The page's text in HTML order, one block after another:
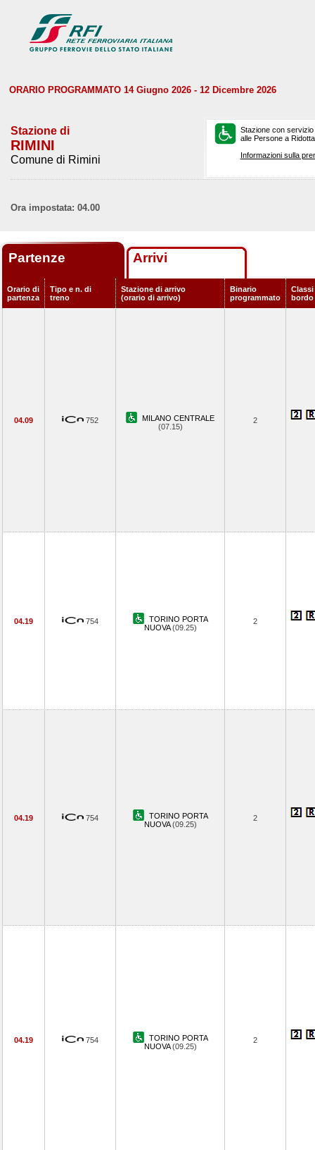
ORARIO PROGRAMMATO 14 Giugno 2026 - 12 Dicembre 2026
Stazione di
RIMINI
Comune di Rimini
Stazione con
alle Persone a
Informazioni sulla
Ora impostata: 04.00
Partenze Arrivi
Orario di
partenza
Tipo e n. di
treno
Stazione di arrivo
(orario di arrivo)
Binario
programmato
Classi
bordo
04.09 752
MILANO CENTRALE
(07.15)
2
04.19 754
TORINO PORTA
NUOVA(09.25)
2
04.19 754
TORINO PORTA
NUOVA(09.25)
2
04.19 754
TORINO PORTA
NUOVA(09.25)
2